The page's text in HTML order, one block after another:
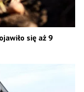
się aż 9